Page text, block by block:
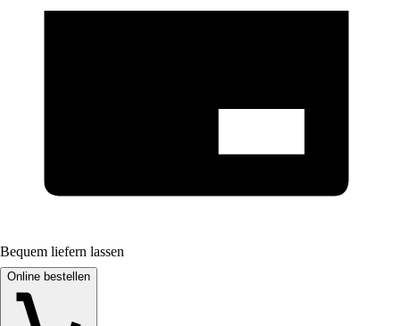
Bequem liefern lassen
Online bestellen